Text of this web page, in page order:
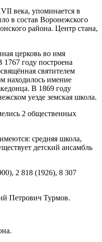
века, упоминается в
в состав Воронежского
района. Центр стана,
церковь во имя
году построена
святителем
находилось имение
В 1869 году
уезде земская школа.
2 общественных
средняя школа,
детский ансамбль
2 818 (1926), 8 307
Петрович Турмов.